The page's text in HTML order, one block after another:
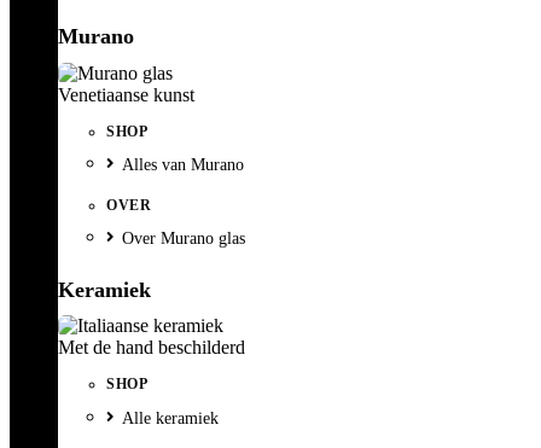
Murano
Venetiaanse kunst
SHOP
Alles van Murano
OVER
Over Murano glas
Keramiek
Met de hand beschilderd
SHOP
Alle keramiek